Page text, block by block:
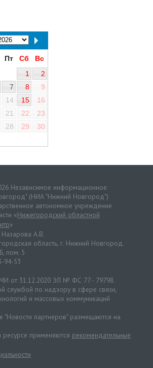
Пт Сб
Вс
1
2
7 8
9
14 15
16
21 22
23
28 29
30
Независимое информационное
(НИА "Нижний Новгород")
автономное учреждение
«Нижегородский областной
»
А.В.
область, г. Нижний Новгород.
пом. 5
94-53
от 31.12.2020 ЭЛ № ФС 77 - 79798.
службой по надзору в сфере связи,
и массовых коммуникаций
"Новости партнеров" размещаются на
применяются рекомендательные